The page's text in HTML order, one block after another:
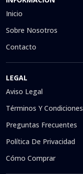
Inicio
Sobre Nosotros
Contacto
LEGAL
Aviso Legal
Términos Y Condiciones
Preguntas Frecuentes
Política De Privacidad
Cómo Comprar